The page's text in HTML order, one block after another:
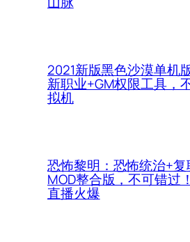
2021新版黑色沙漠单机
新职业+GM权限工具，
拟机
恐怖黎明：恐怖统治+复
MOD整合版，不可错过
直播火爆